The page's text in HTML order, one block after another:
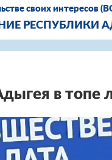
своих интересов
РЕСПУБЛИКИ
в топе